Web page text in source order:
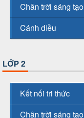
Chân trời sáng tạo
Cánh diều
LỚP 2
Kết nối tri thức
Chân trời sáng tạo